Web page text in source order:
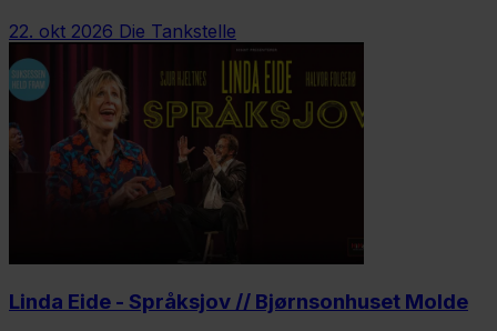
22. okt 2026 Die Tankstelle
Linda Eide - Språksjov // Bjørnsonhuset Molde